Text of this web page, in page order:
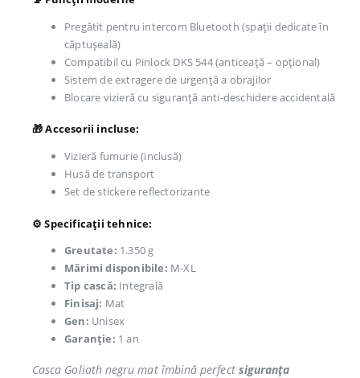
Pregătit pentru intercom Bluetooth (spații dedicate în
căptușeală)
Compatibil cu Pinlock DKS 544 (anticeață – opțional)
Sistem de extragere de urgență a obrajilor
Blocare vizieră cu siguranță anti-deschidere accidentală
🎁 Accesorii incluse:
Vizieră fumurie (inclusă)
Husă de transport
Set de stickere reflectorizante
⚙️ Specificații tehnice:
Greutate: 1.350 g
Mărimi disponibile: M-XL
Tip cască: Integrală
Finisaj: Mat
Gen: Unisex
Garanție: 1 an
Casca Goliath negru mat îmbină perfect siguranța